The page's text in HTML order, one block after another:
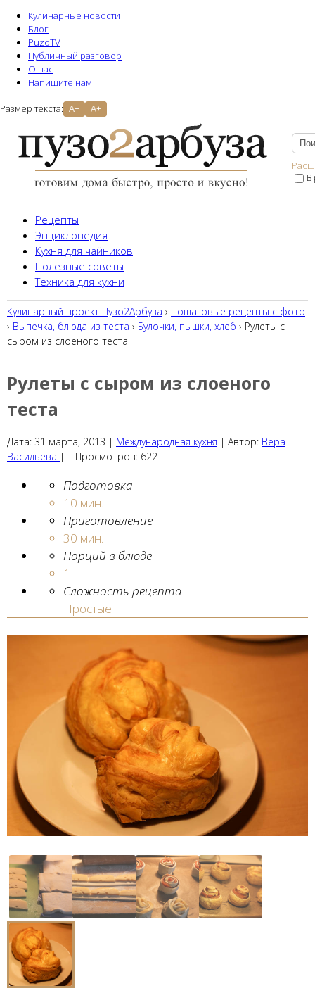
Кулинарные новости
Блог
PuzoTV
Публичный разговор
О нас
Напишите нам
Размер текста: A− A+
В
Рецепты
Энциклопедия
Кухня для чайников
Полезные советы
Техника для кухни
Кулинарный проект Пузо2Aрбуза › Пошаговые рецепты с фото
› Выпечка, блюда из теста › Булочки, пышки, хлеб › Рулеты с
сыром из слоеного теста
Рулеты с сыром из слоеного
теста
Дата: 31 марта, 2013 | Международная кухня | Автор: Вера
Васильева | | Просмотров: 622
Подготовка
10 мин.
Приготовление
30 мин.
Порций в блюде
1
Сложность рецепта
Простые